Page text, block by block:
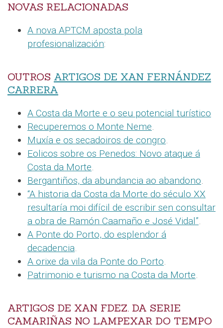
NOVAS RELACIONADAS
A nova APTCM aposta pola
profesionalización:
OUTROS ARTIGOS DE XAN FERNÁNDEZ
CARRERA
A Costa da Morte e o seu potencial turístico
Recuperemos o Monte Neme.
Muxía e os secadoiros de congro.
Eolicos sobre os Penedos: Novo ataque á
Costa da Morte.
Bergantiños, da abundancia ao abandono.
“A historia da Costa da Morte do século XX
resultaría moi difícil de escribir sen consultar
a obra de Ramón Caamaño e José Vidal”.
A Ponte do Porto, do esplendor á
decadencia.
A orixe da vila da Ponte do Porto.
Patrimonio e turismo na Costa da Morte.
ARTIGOS DE XAN FDEZ. DA SERIE
CAMARIÑAS NO LAMPEXAR DO TEMPO